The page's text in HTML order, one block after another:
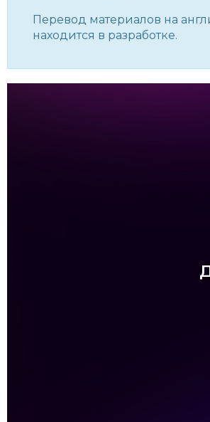
Перевод материалов на
находится в разработке.